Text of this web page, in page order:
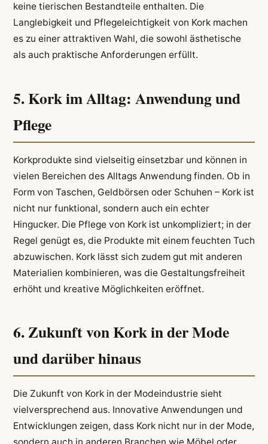
keine tierischen Bestandteile enthalten. Die
Langlebigkeit und Pflegeleichtigkeit von Kork machen
es zu einer attraktiven Wahl, die sowohl ästhetische
als auch praktische Anforderungen erfüllt.
5. Kork im Alltag: Anwendung und
Pflege
Korkprodukte sind vielseitig einsetzbar und können in
vielen Bereichen des Alltags Anwendung finden. Ob in
Form von Taschen, Geldbörsen oder Schuhen – Kork ist
nicht nur funktional, sondern auch ein echter
Hingucker. Die Pflege von Kork ist unkompliziert; in der
Regel genügt es, die Produkte mit einem feuchten Tuch
abzuwischen. Kork lässt sich zudem gut mit anderen
Materialien kombinieren, was die Gestaltungsfreiheit
erhöht und kreative Möglichkeiten eröffnet.
6. Zukunft von Kork in der Mode
und darüber hinaus
Die Zukunft von Kork in der Modeindustrie sieht
vielversprechend aus. Innovative Anwendungen und
Entwicklungen zeigen, dass Kork nicht nur in der Mode,